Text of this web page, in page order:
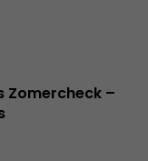
Zomercheck –